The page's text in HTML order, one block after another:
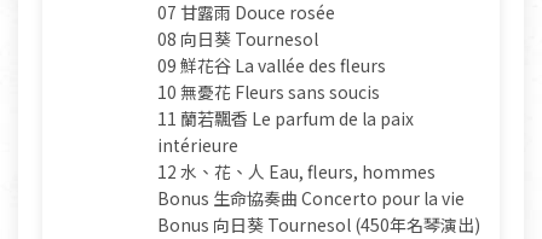
07 甘露雨 Douce rosée
08 向日葵 Tournesol
09 鮮花谷 La vallée des fleurs
10 無憂花 Fleurs sans soucis
11 蘭若飄香 Le parfum de la paix
intérieure
12 水、花、人 Eau, fleurs, hommes
Bonus 生命協奏曲 Concerto pour la vie
Bonus 向日葵 Tournesol (450年名琴演出)